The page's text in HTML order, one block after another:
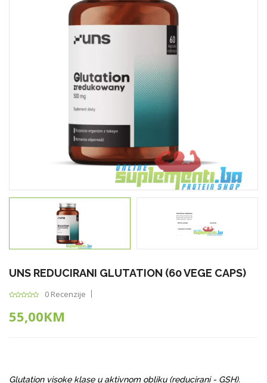
UNS REDUCIRANI GLUTATION (60 VEGE CAPS)
0 Recenzije
55,00KM
Glutation visoke klase u aktivnom obliku (reducirani - GSH).